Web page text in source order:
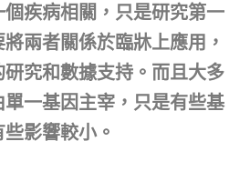
疾病相關，只是研究第一
兩者關係於臨牀上應用，
究和數據支持。而且大多
一基因主宰，只是有些基
影響較小。